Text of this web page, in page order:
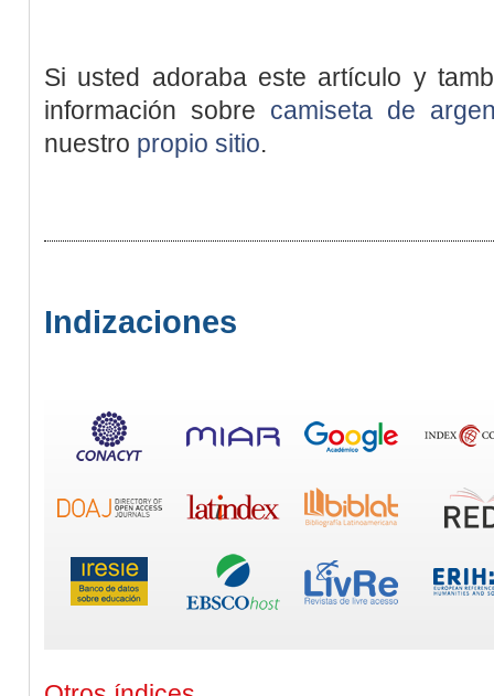
Si usted adoraba este artículo y
información sobre camiseta de
nuestro propio sitio.
Indizaciones